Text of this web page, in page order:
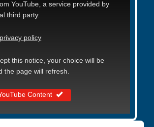
YouTube, a service provided by
third party.
policy
this notice, your choice will be
the page will refresh.
Content